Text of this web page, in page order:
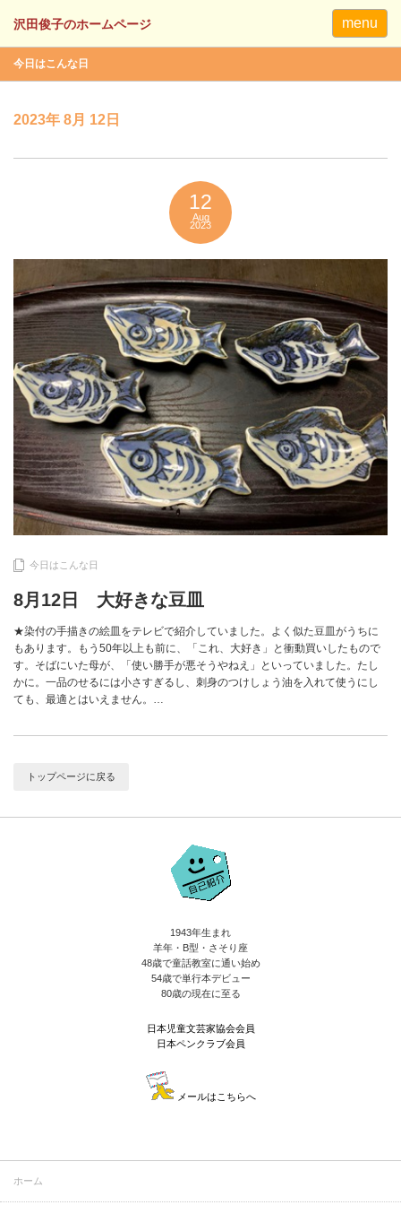
menu
今日はこんな日
2023年 8月 12日
12
Aug
2023
今日はこんな日
8月12日 大好きな豆皿
★染付の手描きの絵皿をテレビで紹介していました。よく似た豆皿がうちに
もあります。もう50年以上も前に、「これ、大好き」と衝動買いしたもので
す。そばにいた母が、「使い勝手が悪そうやねえ」といっていました。たし
かに。一品のせるには小さすぎるし、刺身のつけしょう油を入れて使うにし
ても、最適とはいえません。…
トップページに戻る
1943年生まれ
羊年・B型・さそり座
48歳で童話教室に通い始め
54歳で単行本デビュー
80歳の現在に至る
日本児童文芸家協会会員
日本ペンクラブ会員
メールはこちらへ
ホーム